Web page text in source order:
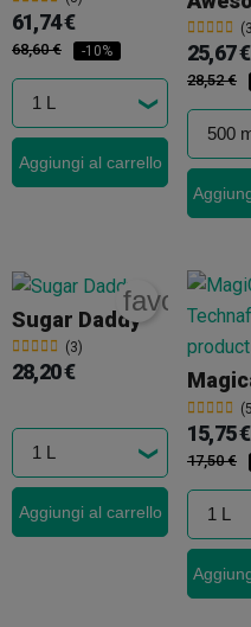
61,74 €
68,60 € -10%
Aggiungi al carrello
25,67 €
28,52 €
Sugar Daddy
(3)
28,20 €
Aggiungi al carrello
15,75 €
17,50 €